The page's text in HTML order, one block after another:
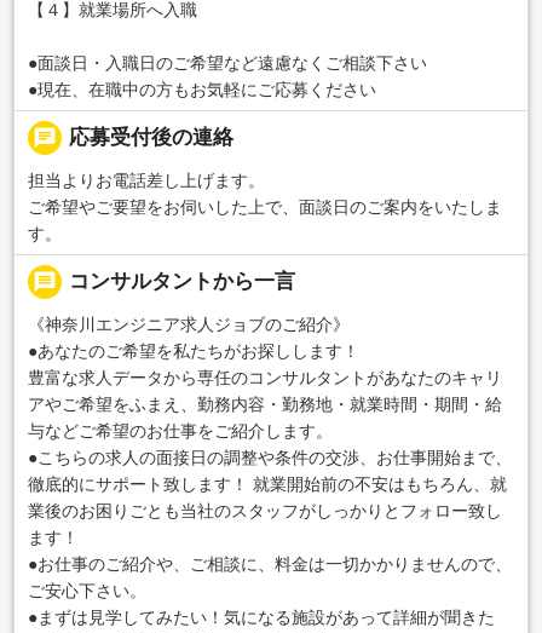
【４】就業場所へ入職
●面談日・入職日のご希望など遠慮なくご相談下さい
●現在、在職中の方もお気軽にご応募ください
chat 応募受付後の連絡
担当よりお電話差し上げます。
ご希望やご要望をお伺いした上で、面談日のご案内をいたしま
す。
message コンサルタントから一言
《神奈川エンジニア求人ジョブのご紹介》
●あなたのご希望を私たちがお探しします！
豊富な求人データから専任のコンサルタントがあなたのキャリ
アやご希望をふまえ、勤務内容・勤務地・就業時間・期間・給
与などご希望のお仕事をご紹介します。
●こちらの求人の面接日の調整や条件の交渉、お仕事開始まで、
徹底的にサポート致します！ 就業開始前の不安はもちろん、就
業後のお困りごとも当社のスタッフがしっかりとフォロー致し
ます！
●お仕事のご紹介や、ご相談に、料金は一切かかりませんので、
ご安心下さい。
●まずは見学してみたい！気になる施設があって詳細が聞きた